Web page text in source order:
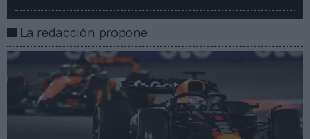
La redacción propone